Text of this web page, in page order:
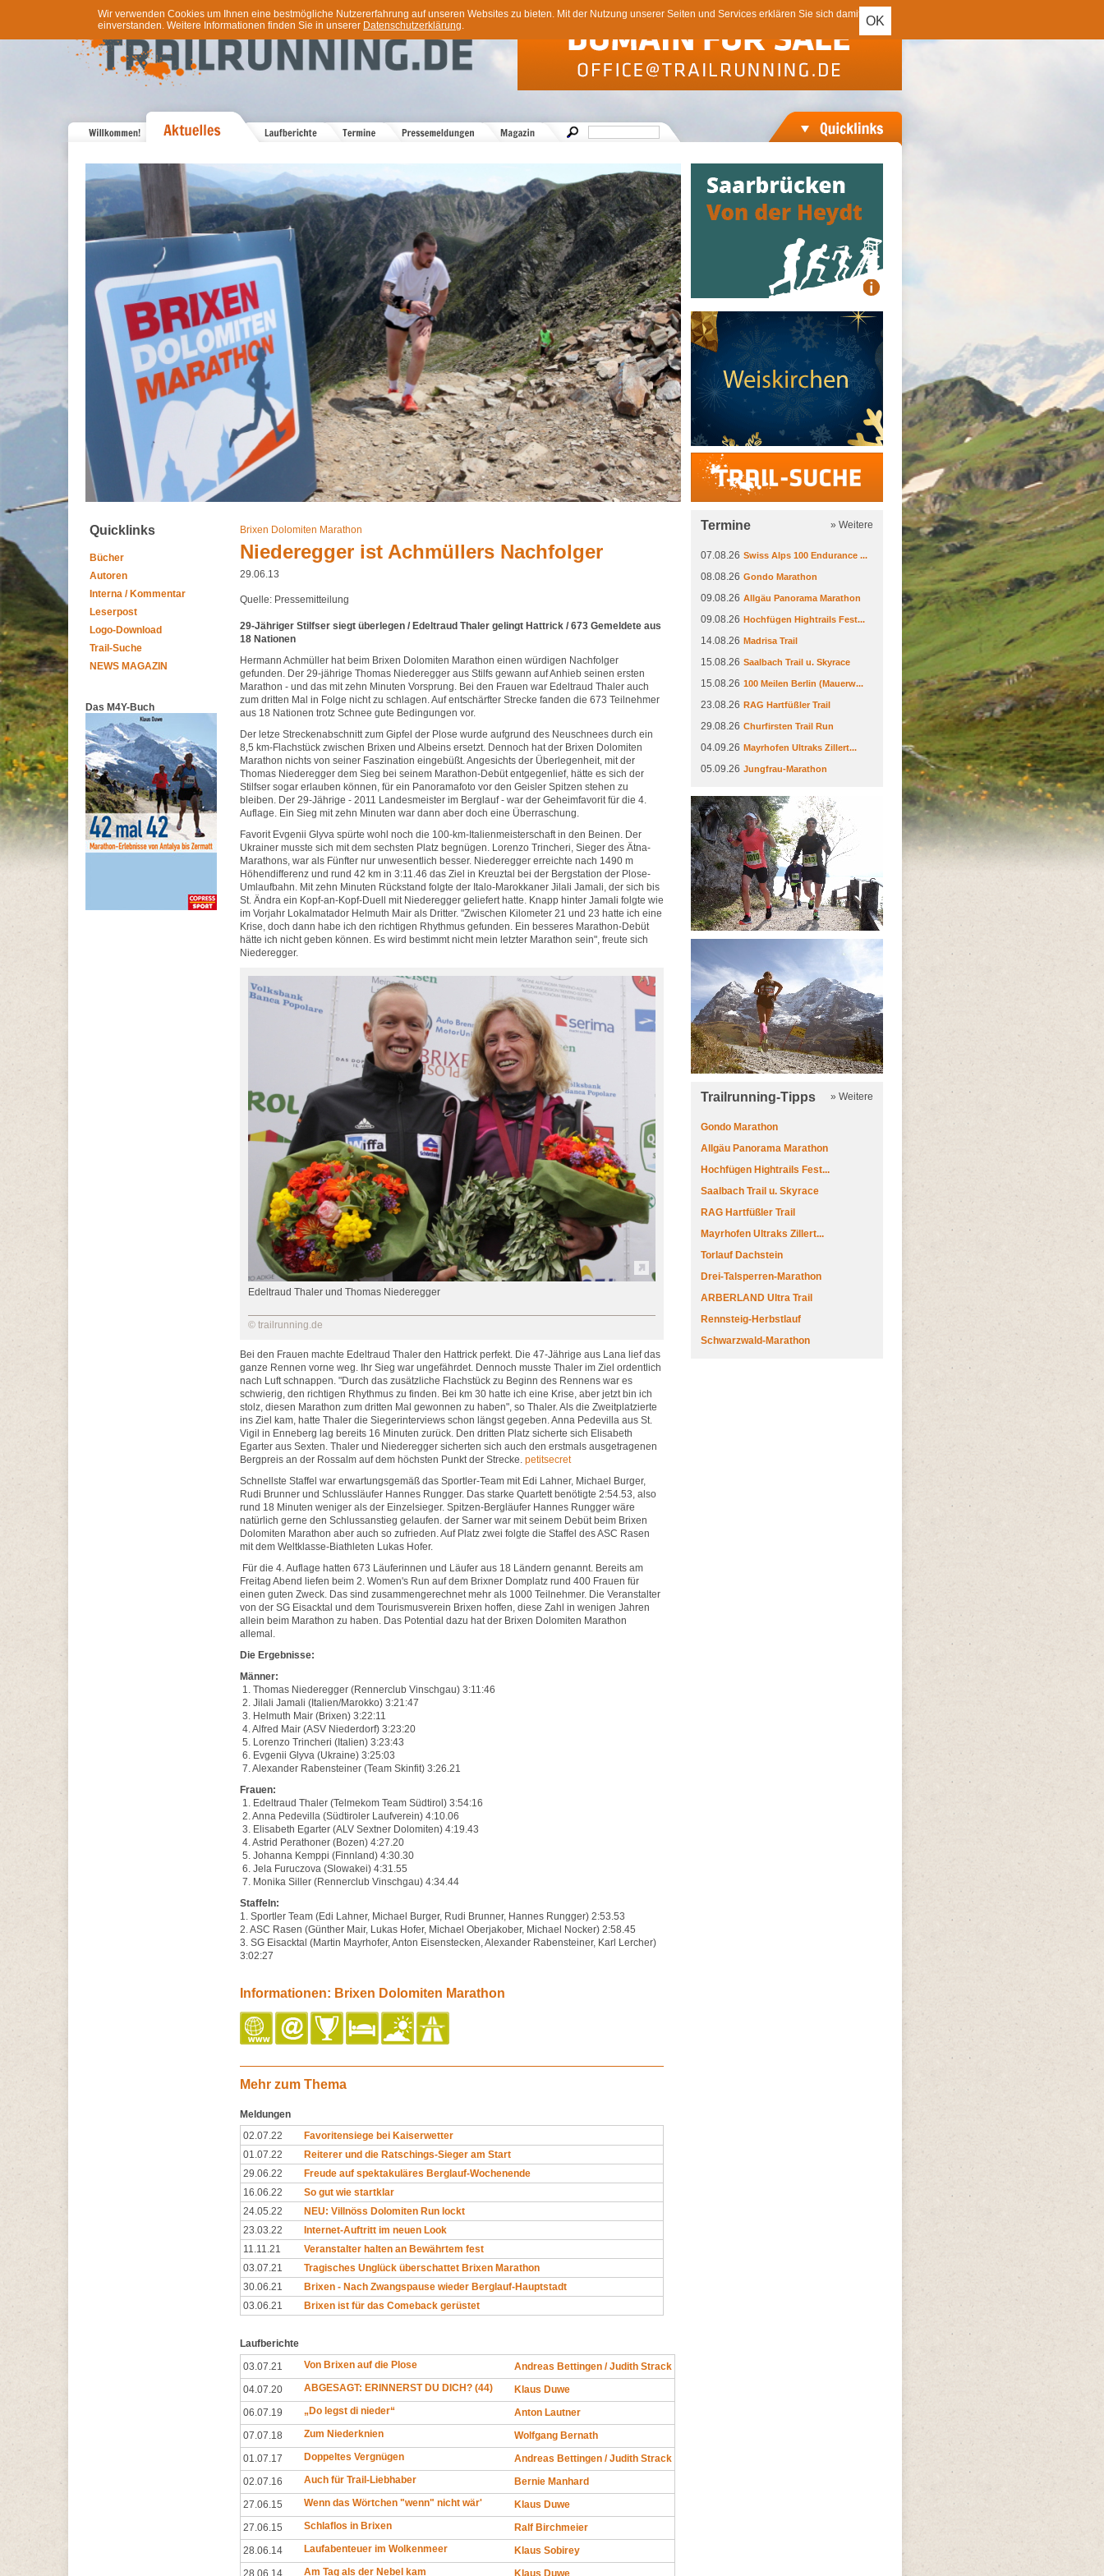
OK
Wir verwenden Cookies um Ihnen eine bestmögliche Nutzererfahrung auf unseren Websites zu bieten. Mit der Nutzung unserer Seiten und Services erklären Sie sich damit
einverstanden. Weitere Informationen finden Sie in unserer Datenschutzerklärung.
Trail-Suche
Quicklinks
Bücher
Autoren
Interna / Kommentar
Leserpost
Logo-Download
Trail-Suche
NEWS MAGAZIN
Das M4Y-Buch
Brixen Dolomiten Marathon
Niederegger ist Achmüllers Nachfolger
29.06.13
Quelle: Pressemitteilung
29-Jähriger Stilfser siegt überlegen / Edeltraud Thaler gelingt Hattrick / 673 Gemeldete aus
18 Nationen
Hermann Achmüller hat beim Brixen Dolomiten Marathon einen würdigen Nachfolger
gefunden. Der 29-jährige Thomas Niederegger aus Stilfs gewann auf Anhieb seinen ersten
Marathon - und das mit zehn Minuten Vorsprung. Bei den Frauen war Edeltraud Thaler auch
zum dritten Mal in Folge nicht zu schlagen. Auf entschärfter Strecke fanden die 673 Teilnehmer
aus 18 Nationen trotz Schnee gute Bedingungen vor.
Der letze Streckenabschnitt zum Gipfel der Plose wurde aufgrund des Neuschnees durch ein
8,5 km-Flachstück zwischen Brixen und Albeins ersetzt. Dennoch hat der Brixen Dolomiten
Marathon nichts von seiner Faszination eingebüßt. Angesichts der Überlegenheit, mit der
Thomas Niederegger dem Sieg bei seinem Marathon-Debüt entgegenlief, hätte es sich der
Stilfser sogar erlauben können, für ein Panoramafoto vor den Geisler Spitzen stehen zu
bleiben. Der 29-Jährige - 2011 Landesmeister im Berglauf - war der Geheimfavorit für die 4.
Auflage. Ein Sieg mit zehn Minuten war dann aber doch eine Überraschung.
Favorit Evgenii Glyva spürte wohl noch die 100-km-Italienmeisterschaft in den Beinen. Der
Ukrainer musste sich mit dem sechsten Platz begnügen. Lorenzo Trincheri, Sieger des Ätna-
Marathons, war als Fünfter nur unwesentlich besser. Niederegger erreichte nach 1490 m
Höhendifferenz und rund 42 km in 3:11.46 das Ziel in Kreuztal bei der Bergstation der Plose-
Umlaufbahn. Mit zehn Minuten Rückstand folgte der Italo-Marokkaner Jilali Jamali, der sich bis
St. Ändra ein Kopf-an-Kopf-Duell mit Niederegger geliefert hatte. Knapp hinter Jamali folgte wie
im Vorjahr Lokalmatador Helmuth Mair als Dritter. "Zwischen Kilometer 21 und 23 hatte ich eine
Krise, doch dann habe ich den richtigen Rhythmus gefunden. Ein besseres Marathon-Debüt
hätte ich nicht geben können. Es wird bestimmt nicht mein letzter Marathon sein", freute sich
Niederegger.
Edeltraud Thaler und Thomas Niederegger
© trailrunning.de
Bei den Frauen machte Edeltraud Thaler den Hattrick perfekt. Die 47-Jährige aus Lana lief das
ganze Rennen vorne weg. Ihr Sieg war ungefährdet. Dennoch musste Thaler im Ziel ordentlich
nach Luft schnappen. "Durch das zusätzliche Flachstück zu Beginn des Rennens war es
schwierig, den richtigen Rhythmus zu finden. Bei km 30 hatte ich eine Krise, aber jetzt bin ich
stolz, diesen Marathon zum dritten Mal gewonnen zu haben", so Thaler. Als die Zweitplatzierte
ins Ziel kam, hatte Thaler die Siegerinterviews schon längst gegeben. Anna Pedevilla aus St.
Vigil in Enneberg lag bereits 16 Minuten zurück. Den dritten Platz sicherte sich Elisabeth
Egarter aus Sexten. Thaler und Niederegger sicherten sich auch den erstmals ausgetragenen
Bergpreis an der Rossalm auf dem höchsten Punkt der Strecke. petitsecret
Schnellste Staffel war erwartungsgemäß das Sportler-Team mit Edi Lahner, Michael Burger,
Rudi Brunner und Schlussläufer Hannes Rungger. Das starke Quartett benötigte 2:54.53, also
rund 18 Minuten weniger als der Einzelsieger. Spitzen-Bergläufer Hannes Rungger wäre
natürlich gerne den Schlussanstieg gelaufen. der Sarner war mit seinem Debüt beim Brixen
Dolomiten Marathon aber auch so zufrieden. Auf Platz zwei folgte die Staffel des ASC Rasen
mit dem Weltklasse-Biathleten Lukas Hofer.
Für die 4. Auflage hatten 673 Läuferinnen und Läufer aus 18 Ländern genannt. Bereits am
Freitag Abend liefen beim 2. Women's Run auf dem Brixner Domplatz rund 400 Frauen für
einen guten Zweck. Das sind zusammengerechnet mehr als 1000 Teilnehmer. Die Veranstalter
von der SG Eisacktal und dem Tourismusverein Brixen hoffen, diese Zahl in wenigen Jahren
allein beim Marathon zu haben. Das Potential dazu hat der Brixen Dolomiten Marathon
allemal.
Die Ergebnisse:
Männer:
1. Thomas Niederegger (Rennerclub Vinschgau) 3:11:46
2. Jilali Jamali (Italien/Marokko) 3:21:47
3. Helmuth Mair (Brixen) 3:22:11
4. Alfred Mair (ASV Niederdorf) 3:23:20
5. Lorenzo Trincheri (Italien) 3:23:43
6. Evgenii Glyva (Ukraine) 3:25:03
7. Alexander Rabensteiner (Team Skinfit) 3:26.21
Frauen:
1. Edeltraud Thaler (Telmekom Team Südtirol) 3:54:16
2. Anna Pedevilla (Südtiroler Laufverein) 4:10.06
3. Elisabeth Egarter (ALV Sextner Dolomiten) 4:19.43
4. Astrid Perathoner (Bozen) 4:27.20
5. Johanna Kemppi (Finnland) 4:30.30
6. Jela Furuczova (Slowakei) 4:31.55
7. Monika Siller (Rennerclub Vinschgau) 4:34.44
Staffeln:
1. Sportler Team (Edi Lahner, Michael Burger, Rudi Brunner, Hannes Rungger) 2:53.53
2. ASC Rasen (Günther Mair, Lukas Hofer, Michael Oberjakober, Michael Nocker) 2:58.45
3. SG Eisacktal (Martin Mayrhofer, Anton Eisenstecken, Alexander Rabensteiner, Karl Lercher)
3:02:27
Informationen: Brixen Dolomiten Marathon
Mehr zum Thema
Meldungen
02.07.22
Favoritensiege bei Kaiserwetter
01.07.22
Reiterer und die Ratschings-Sieger am Start
29.06.22
Freude auf spektakuläres Berglauf-Wochenende
16.06.22
So gut wie startklar
24.05.22
NEU: Villnöss Dolomiten Run lockt
23.03.22
Internet-Auftritt im neuen Look
11.11.21
Veranstalter halten an Bewährtem fest
03.07.21
Tragisches Unglück überschattet Brixen Marathon
30.06.21
Brixen - Nach Zwangspause wieder Berglauf-Hauptstadt
03.06.21
Brixen ist für das Comeback gerüstet
Laufberichte
03.07.21
Von Brixen auf die Plose
Andreas Bettingen / Judith Strack
04.07.20
ABGESAGT: ERINNERST DU DICH? (44)
Klaus Duwe
06.07.19
„Do legst di nieder“
Anton Lautner
07.07.18
Zum Niederknien
Wolfgang Bernath
01.07.17
Doppeltes Vergnügen
Andreas Bettingen / Judith Strack
02.07.16
Auch für Trail-Liebhaber
Bernie Manhard
27.06.15
Wenn das Wörtchen "wenn" nicht wär'
Klaus Duwe
27.06.15
Schlaflos in Brixen
Ralf Birchmeier
28.06.14
Laufabenteuer im Wolkenmeer
Klaus Sobirey
28.06.14
Am Tag als der Nebel kam Klaus Duwe
Termine » Weitere
07.08.26 Swiss Alps 100 Endurance ...
08.08.26 Gondo Marathon
09.08.26 Allgäu Panorama Marathon
09.08.26 Hochfügen Hightrails Fest...
14.08.26 Madrisa Trail
15.08.26 Saalbach Trail u. Skyrace
15.08.26 100 Meilen Berlin (Mauerw...
23.08.26 RAG Hartfüßler Trail
29.08.26 Churfirsten Trail Run
04.09.26 Mayrhofen Ultraks Zillert...
05.09.26 Jungfrau-Marathon
Trailrunning-Tipps » Weitere
Gondo Marathon
Allgäu Panorama Marathon
Hochfügen Hightrails Fest...
Saalbach Trail u. Skyrace
RAG Hartfüßler Trail
Mayrhofen Ultraks Zillert...
Torlauf Dachstein
Drei-Talsperren-Marathon
ARBERLAND Ultra Trail
Rennsteig-Herbstlauf
Schwarzwald-Marathon